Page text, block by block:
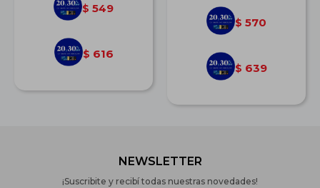
$ 549
$ 616
$ 570
$ 639
NEWSLETTER
¡Suscribite y recibí todas nuestras novedades!